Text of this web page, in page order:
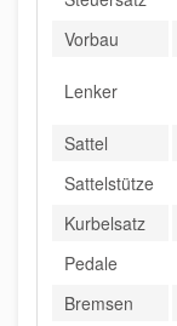
Vorbau
Lenker
Sattel
Sattelstütze
Kurbelsatz
Pedale
Bremsen